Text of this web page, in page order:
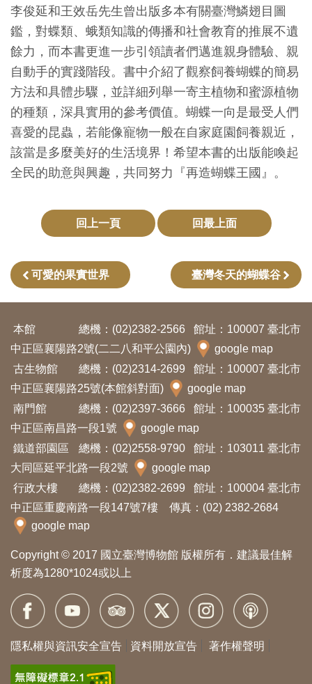
出
版
文
創
典
藏
研
究
服
務
政
府
公
開
資
訊
隱
私
權
與
訊
全
宣
告
李俊延和王效岳先生曾出版多本有關臺灣鱗翅目圖
鑑，對蝶類、蛾類知識的傳播和社會教育的推展不遺
餘力，而本書更進一步引領讀者們邁進親身體驗、親
自動手的實踐階段。書中介紹了觀察飼養蝴蝶的簡易
方法和具體步驟，並詳細列舉一寄主植物和蜜源植物
的種類，深具實用的參考價值。蝴蝶一向是最受人們
喜愛的昆蟲，若能像寵物一般在自家庭園飼養親近，
該當是多麼美好的生活境界！希望本書的出版能喚起
全民的助意與興趣，共同努力『再造蝴蝶王國』。
回上一頁 回最上面
可愛的果實世界 臺灣冬天的蝴蝶谷
本館 總機：(02)2382-2566
館址：100007 臺北市
中正區襄陽路2號(二二八和平公園內)
google map
古生物館
總機：(02)2314-2699
館址：100007 臺北市
中正區襄陽路25號(本館斜對面)
google map
南門館
總機：(02)2397-3666
館址：100035 臺北市
中正區南昌路一段1號
google map
鐵道部園區
總機：(02)2558-9790
館址：103011 臺北市
大同區延平北路一段2號
google map
行政大樓
總機：(02)2382-2699
館址：100004 臺北市
中正區重慶南路一段147號7樓 傳真：(02) 2382-2684
google map
Copyright © 2017 國立臺灣博物館 版權所有．建議最佳解
析度為1280*1024或以上
隱私權與資訊安全宣告 資料開放宣告 著作權聲明